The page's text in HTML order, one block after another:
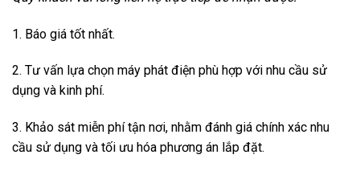
1. Báo giá tốt nhất.
2. Tư vấn lựa chọn máy phát điện phù hợp với nhu cầu sử
dụng và kinh phí.
3. Khảo sát miễn phí tận nơi, nhằm đánh giá chính xác nhu
cầu sử dụng và tối ưu hóa phương án lắp đặt.